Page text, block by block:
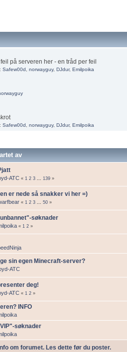
på serveren her - en tråd per feil
Safew00d norwayguy, DJdur, Emilpoika
Safew00d norwayguy, DJdur, Emilpoika
av
ATC « 1 2 3 ... 139 »
er nede så snakker vi her =)
« 1 2 3 ... 50 »
søknader
« 1 2 »
sin egen Minecraft-server?
ATC
deg!
ATC « 1 2 »
INFO
søknader
om forumet. Les dette før du poster.